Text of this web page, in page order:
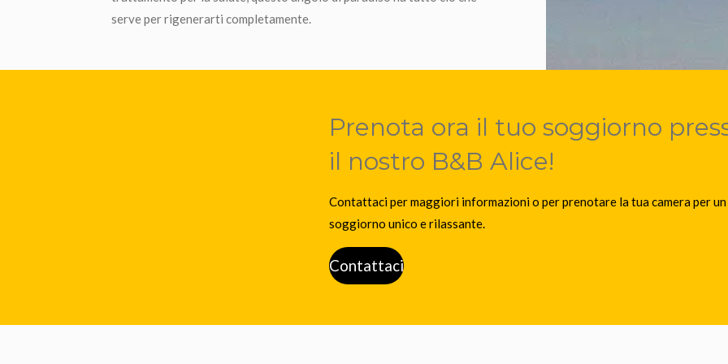
serve per rigenerarti completamente.
Prenota ora il tuo soggiorno
il nostro B&B Alice!
Contattaci per maggiori informazioni o per prenotare la tua camera per un
soggiorno unico e rilassante.
Contattaci